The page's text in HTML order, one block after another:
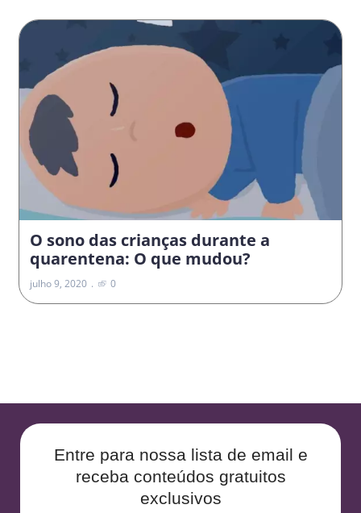
O sono das crianças durante a
quarentena: O que mudou?
julho 9, 2020 0
Entre para nossa lista de email e
receba conteúdos gratuitos
exclusivos